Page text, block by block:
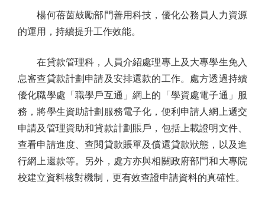
楊何蓓茵鼓勵部門善用科技，優化公務員人力資源
的運用，持續提升工作效能。
在貸款管理科，人員介紹處理專上及大專學生免入
息審查貸款計劃申請及安排還款的工作。處方透過持續
優化職學處「職學戶互通」網上的「學資處電子通」服
務，將學生資助計劃服務電子化，便利申請人網上遞交
申請及管理資助和貸款計劃賬戶，包括上載證明文件、
查看申請進度、查閱貸款賬單及償還貸款狀態，以及進
行網上還款等。另外，處方亦與相關政府部門和大專院
校建立資料核對機制，更有效查證申請資料的真確性。